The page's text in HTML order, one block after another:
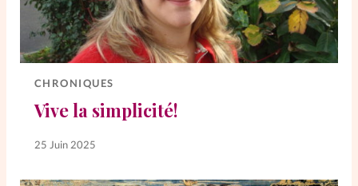
Shopping Spi
Si(x) simple de...
CHRONIQUES
Vive la simplicité!
25 Juin 2025